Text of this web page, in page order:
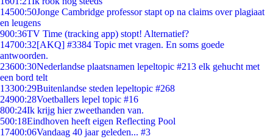
14500:50Jonge Cambridge professor stapt op na claims over plagiaat
en leugens
900:36TV Time (tracking app) stopt! Alternatief?
14700:32[AKQ] #3384 Topic met vragen. En soms goede
antwoorden.
23600:30Nederlandse plaatsnamen lepeltopic #213 elk gehucht met
een bord telt
13300:29Buitenlandse steden lepeltopic #268
24900:28Voetballers lepel topic #16
800:24Ik krijg hier zweethanden van.
500:18Eindhoven heeft eigen Reflecting Pool
17400:06Vandaag 40 jaar geleden... #3